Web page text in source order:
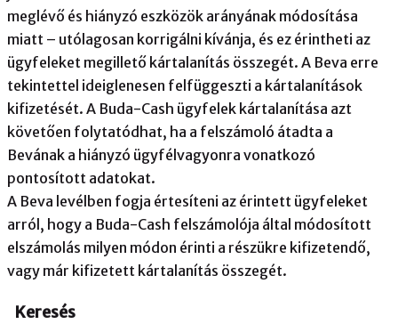
meglévő és hiányzó eszközök arányának módosítása
miatt – utólagosan korrigálni kívánja, és ez érintheti az
ügyfeleket megillető kártalanítás összegét. A Beva erre
tekintettel ideiglenesen felfüggeszti a kártalanítások
kifizetését. A Buda-Cash ügyfelek kártalanítása azt
követően folytatódhat, ha a felszámoló átadta a
Bevának a hiányzó ügyfélvagyonra vonatkozó
pontosított adatokat.
A Beva levélben fogja értesíteni az érintett ügyfeleket
arról, hogy a Buda-Cash felszámolója által módosított
elszámolás milyen módon érinti a részükre kifizetendő,
vagy már kifizetett kártalanítás összegét.
Keresés